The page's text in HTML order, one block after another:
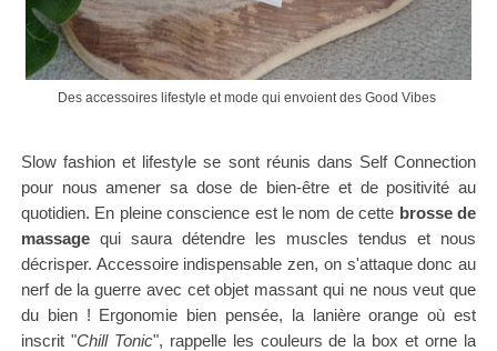
Des accessoires lifestyle et mode qui envoient des Good Vibes
Slow fashion et lifestyle se sont réunis dans Self Connection
pour nous amener sa dose de bien-être et de positivité au
quotidien. En pleine conscience est le nom de cette brosse de
massagequi saura détendre les muscles tendus et nous
décrisper. Accessoire indispensable zen, on s'attaque donc au
nerf de la guerre avec cet objet massant qui ne nous veut que
du bien ! Ergonomie bien pensée, la lanière orange où est
inscrit "Chill Tonic", rappelle les couleurs de la box et orne la